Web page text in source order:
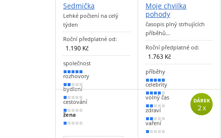
Sedmička
Lehké počtení na celý
týden
Roční předplatné od:
1.190 Kč
společnost
100 %
rozhovory
40 %
bydlení
10 %
cestování
10 %
žena
10 %
Moje chvilka
pohody
časopis plný strhujících
příběhů…
Roční předplatné od:
1.763 Kč
příběhy
90 %
celebrity
80 %
volný čas
40 %
zdraví
30 %
vaření
20 %
DÁREK
2 x